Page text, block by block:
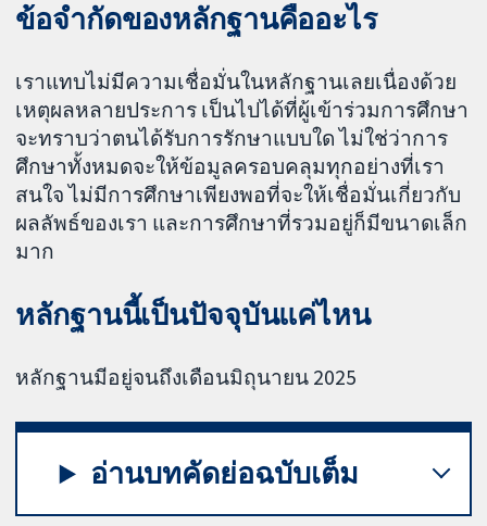
ข้อจำกัดของหลักฐานคืออะไร
เราแทบไม่มีความเชื่อมั่นในหลักฐานเลยเนื่องด้วย
เหตุผลหลายประการ เป็นไปได้ที่ผู้เข้าร่วมการศึกษา
จะทราบว่าตนได้รับการรักษาแบบใด ไม่ใช่ว่าการ
ศึกษาทั้งหมดจะให้ข้อมูลครอบคลุมทุกอย่างที่เรา
สนใจ ไม่มีการศึกษาเพียงพอที่จะให้เชื่อมั่นเกี่ยวกับ
ผลลัพธ์ของเรา และการศึกษาที่รวมอยู่ก็มีขนาดเล็ก
มาก
หลักฐานนี้เป็นปัจจุบันแค่ไหน
หลักฐานมีอยู่จนถึงเดือนมิถุนายน 2025
อ่านบทคัดย่อฉบับเต็ม